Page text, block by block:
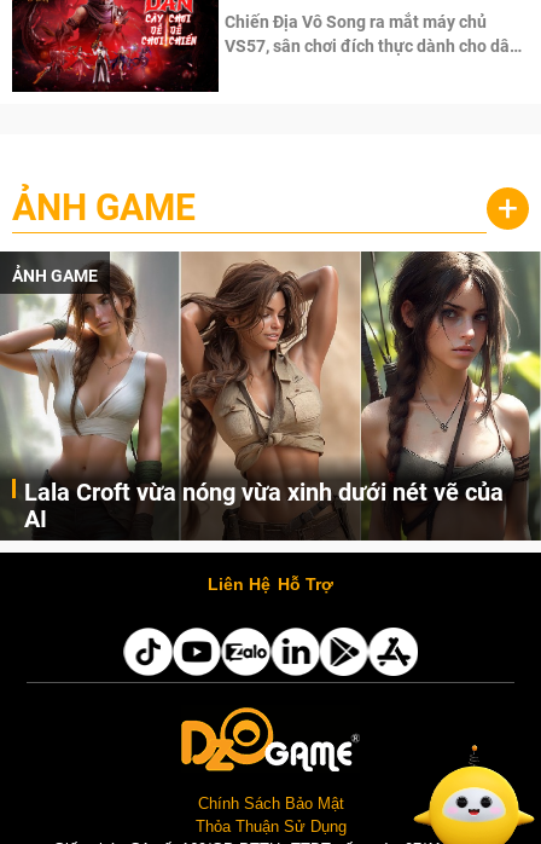
Chiến Địa Vô Song ra mắt máy chủ
VS57, sân chơi đích thực dành cho dân
ẢNH GAME +
ẢNH GAME
Lala Croft vừa nóng vừa xinh dưới nét vẽ của
AI
Cùng đến với những hình ảnh Lala Croft của Tomb Raider dưới nét vẽ của AI. Một cô nàng xinh đẹp, nóng bỏng nhưng cũng rắn rỏi và mạnh mẽ.
Liên Hệ Hỗ Trợ
Chính Sách Bảo Mật
Thỏa Thuận Sử Dụng